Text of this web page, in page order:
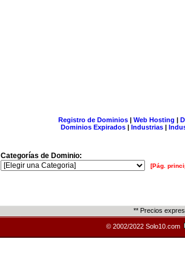
Registro de Dominios| Web Hosting |
Dominios Expirados | Industrias |
Categorías de Dominio:
[Pág.
** Precios
© 2002/2022 Solo10.com